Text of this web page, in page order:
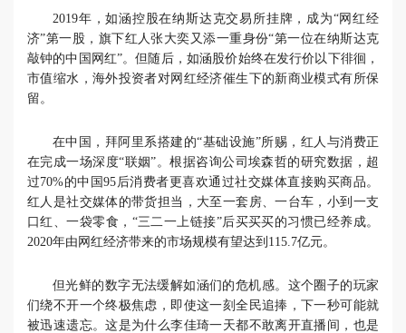
2019年，如涵控股在纳斯达克交易所挂牌，成为“网红经
济”第一股，旗下红人张大奕又添一重身份“第一位在纳斯达克
敲钟的中国网红”。但随后，如涵股价始终在发行价以下徘徊，
市值缩水，海外投资者对网红经济催生下的新商业模式有所保
留。
在中国，拜阿里系搭建的“基础设施”所赐，红人与消费正
在完成一场深度“联姻”。根据咨询公司埃森哲的研究数据，超
过70%的中国95后消费者更喜欢通过社交媒体直接购买商品。
红人是社交媒体的带货担当，大至一套房、一台车，小到一支
口红、一袋零食，“三二一上链接”后买买买的习惯已经养成。
2020年由网红经济带来的市场规模有望达到115.7亿元。
但光鲜的数字无法缓解如涵们的危机感。这个圈子的玩家
们绕不开一个终极焦虑，即使这一刻全民追捧，下一秒可能就
被迅速遗忘。这是为什么李佳琦一天都不敢离开直播间，也是